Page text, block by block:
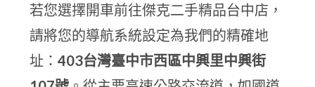
若您選擇開車前往傑克二手精品台中店，
請將您的導航系統設定為我們的精確地
址：403台灣臺中市西區中興里中興街